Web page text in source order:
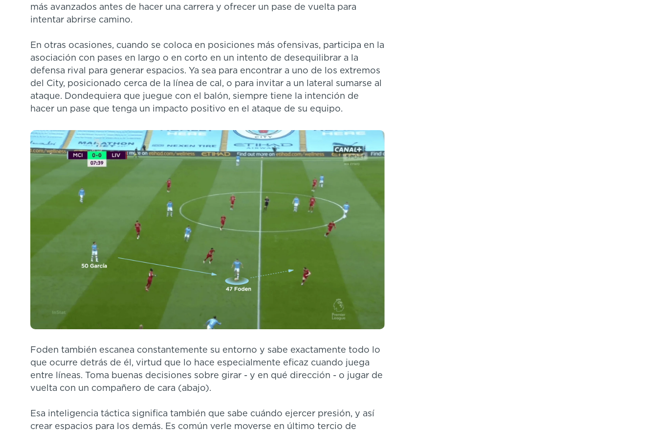
más avanzados antes de hacer una carrera y ofrecer un pase de vuelta para
intentar abrirse camino.
En otras ocasiones, cuando se coloca en posiciones más ofensivas, participa en la
asociación con pases en largo o en corto en un intento de desequilibrar a la
defensa rival para generar espacios. Ya sea para encontrar a uno de los extremos
del City, posicionado cerca de la línea de cal, o para invitar a un lateral sumarse al
ataque. Dondequiera que juegue con el balón, siempre tiene la intención de
hacer un pase que tenga un impacto positivo en el ataque de su equipo.
Foden también escanea constantemente su entorno y sabe exactamente todo lo
que ocurre detrás de él, virtud que lo hace especialmente eficaz cuando juega
entre líneas. Toma buenas decisiones sobre girar - y en qué dirección - o jugar de
vuelta con un compañero de cara (abajo).
Esa inteligencia táctica significa también que sabe cuándo ejercer presión, y así
crear espacios para los demás. Es común verle moverse en último tercio de